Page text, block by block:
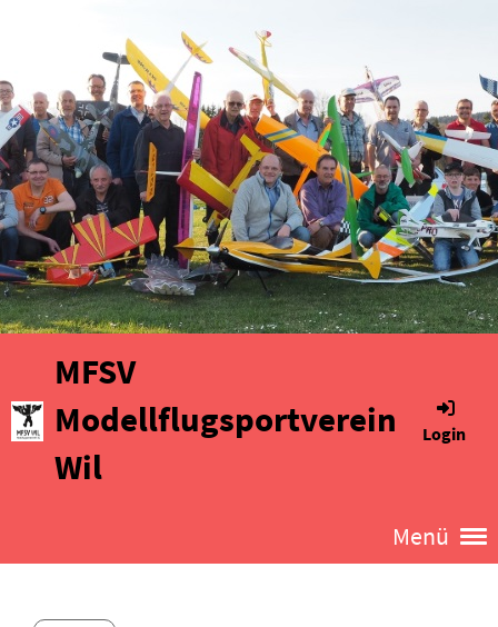
MFSV
Modellflugsportverein
Wil
Login
Menü